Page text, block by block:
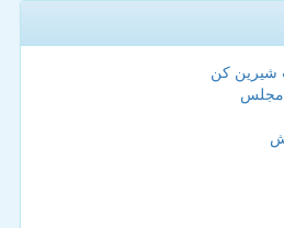
شیرین کن
مجلس